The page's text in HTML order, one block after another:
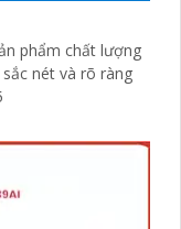
phẩm chất lượng
nét và rõ ràng